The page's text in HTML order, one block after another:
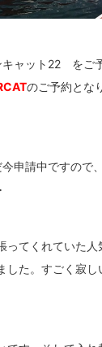
ャット22 をご
のご予約とな
申請中ですので
てくれていた人
した。すごく寂